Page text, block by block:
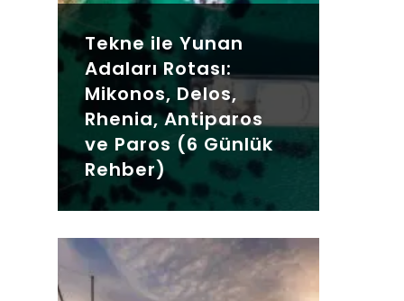
Tekne ile Yunan
Adaları Rotası:
Mikonos, Delos,
Rhenia, Antiparos
ve Paros (6 Günlük
Rehber)